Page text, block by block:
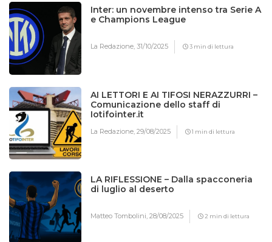
Inter: un novembre intenso tra Serie A
e Champions League
La Redazione,31/10/2025 3 min di lettura
AI LETTORI E AI TIFOSI NERAZZURRI –
Comunicazione dello staff di
Iotifointer.it
La Redazione,29/08/2025 1 min di lettura
LA RIFLESSIONE – Dalla spacconeria
di luglio al deserto
Matteo Tombolini,28/08/2025 2 min di lettura